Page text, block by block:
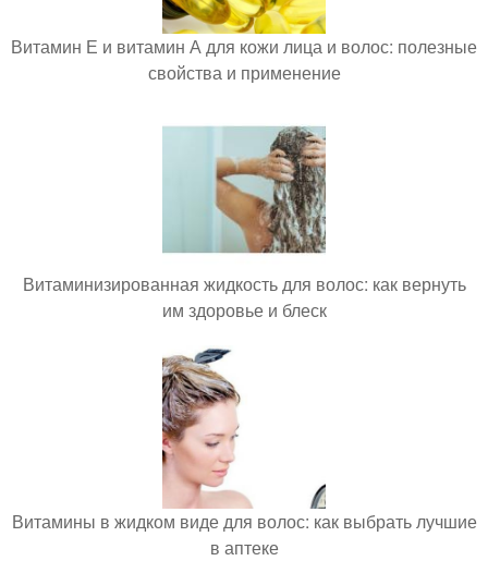
Витамин Е и витамин А для кожи лица и волос: полезные
свойства и применение
Витаминизированная жидкость для волос: как вернуть
им здоровье и блеск
Витамины в жидком виде для волос: как выбрать лучшие
в аптеке